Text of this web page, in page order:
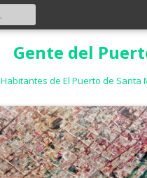
Gente del
Habitantes de El Puerto de Santa
Buscar: